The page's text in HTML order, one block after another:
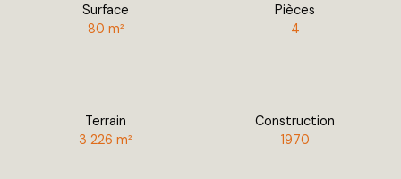
Surface
80 m²
Pièces
4
Terrain
3 226m²
Construction
1970